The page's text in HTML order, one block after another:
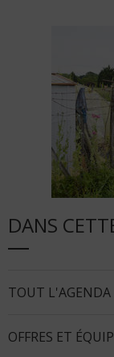
DANS
TOUT L'AGENDA
OFFRES ET